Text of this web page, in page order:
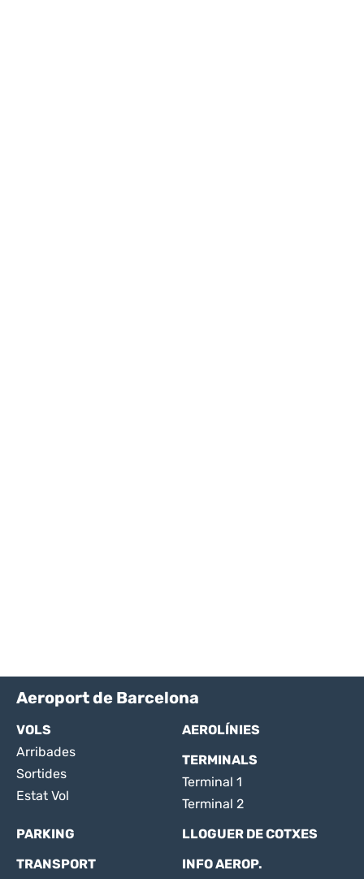
Aeroport de Barcelona
VOLS
Arribades
Sortides
Estat Vol
AEROLÍNIES
TERMINALS
Terminal 1
Terminal 2
PARKING
LLOGUER DE COTXES
TRANSPORT
INFO AEROP.